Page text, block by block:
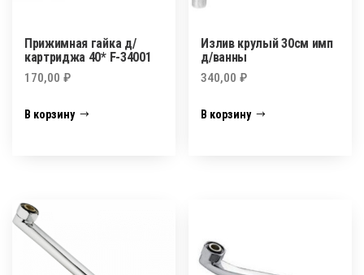
Прижимная гайка д/
картриджа 40* F-34001
170,00 ₽
В корзину
Излив крулый 30см имп
д/ванны
340,00₽
В корзину